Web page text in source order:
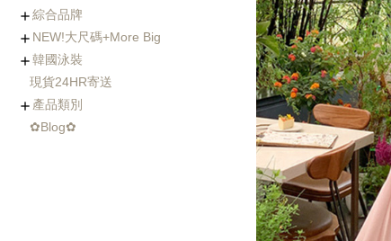
類
+ QNIMADE
+ 155JEANS
+5cm加長版
+ Basic基礎內搭
+ Top上衣類
+ Outer外套類
+ Onepiece洋裝類
+ Skirt裙子類
+ Pants褲子類
+ Jeans單寧類
+ Acc配件類
+ Bags&Shoes包款&鞋
類
綜合品牌
+ Basic基礎內搭
+ Top上衣類
+ Outer外套類
+ Onepeice洋裝類
+ Skirt裙子類
+ Pants褲子類
+ Jeans單寧類
+ Bag&Shoes包款&鞋
類
+ Acc配件類
+ Summer Look
+ Fitnese Wear +
NEW!大尺碼+More Big
+ Top大尺碼上衣
+ Dress大尺碼洋裝
+ Ouetr大尺碼外套
+ Bottom大尺碼下身
韓國泳裝
連身泳裝
兩件式比基尼
三&四件式比基尼
大尺碼泳衣
防曬衣rash guard
玩水配件
現貨24HR寄送
產品類別
Basic基礎內搭
Top上衣類
Outer外套類
Skirt裙類
Pants褲類
Onepiece洋裝類
Acc配件類
Shoes鞋類
Bag包類
Homewear家居服飾
FitnessWear
✿Blog✿